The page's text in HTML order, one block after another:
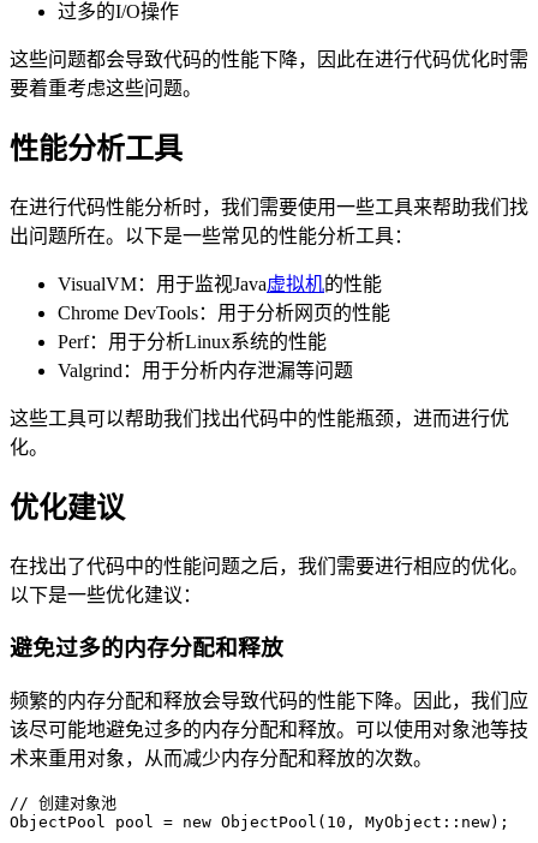
过多的I/O操作
这些问题都会导致代码的性能下降，因此在进行代码优化时需
要着重考虑这些问题。
性能分析工具
在进行代码性能分析时，我们需要使用一些工具来帮助我们找
出问题所在。以下是一些常见的性能分析工具：
VisualVM：用于监视Java虚拟机的性能
Chrome DevTools：用于分析网页的性能
Perf：用于分析Linux系统的性能
Valgrind：用于分析内存泄漏等问题
这些工具可以帮助我们找出代码中的性能瓶颈，进而进行优
化。
优化建议
在找出了代码中的性能问题之后，我们需要进行相应的优化。
以下是一些优化建议：
避免过多的内存分配和释放
频繁的内存分配和释放会导致代码的性能下降。因此，我们应
该尽可能地避免过多的内存分配和释放。可以使用对象池等技
术来重用对象，从而减少内存分配和释放的次数。
// 创建对象池
ObjectPool pool = new ObjectPool(10, MyObject::new);